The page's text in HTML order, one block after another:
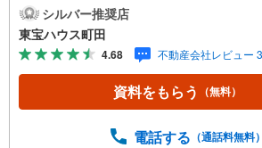
めます。お客様のお話をきちんとお
合う「心」のコミュニケーションが
らこそ、それぞれのお客様にベスト
をすることができるのです。インタ
学が可能！（1）［室内・現地を見
（2）本日～4日以内をご希望の方
5年度中間期の売買仲介実績におい
シルバー推奨店
東宝ハウス町田
4.68 不動産会社レビュー
資料をもらう （無料）
電話する （通話料無料）